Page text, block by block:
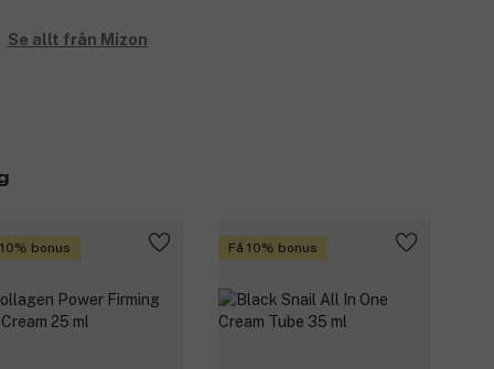
Se allt från Mizon
bonus Få 10% bonus